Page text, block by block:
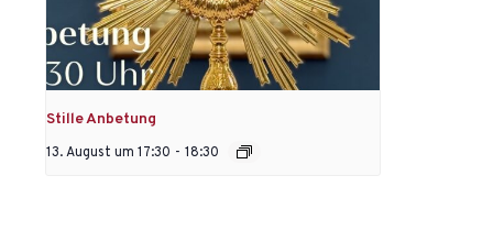
Stille Anbetung
13. August um 17:30 - 18:30